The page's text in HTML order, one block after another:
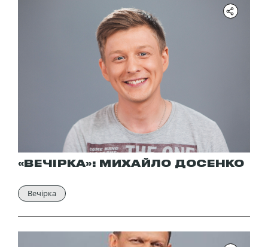
«ВЕЧІРКА»: МИХАЙЛО ДОСЕНКО
Вечірка